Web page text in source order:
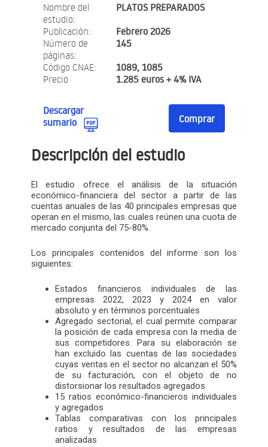
Nombre del
estudio:
PLATOS PREPARADOS
Publicación:
Febrero 2026
Número de
páginas:
145
Código CNAE:
1089, 1085
Precio
1.285 euros + 4% IVA
Descargar
sumario
Comprar
Descripción del estudio
El estudio ofrece el análisis de la situación
económico-financiera del sector a partir de las
cuentas anuales de las 40 principales empresas que
operan en el mismo, las cuales reúnen una cuota de
mercado conjunta del 75-80%.
Los principales contenidos del informe son los
siguientes:
Estados financieros individuales de las
empresas 2022, 2023 y 2024 en valor
absoluto y en términos porcentuales
Agregado sectorial, el cual permite comparar
la posición de cada empresa con la media de
sus competidores. Para su elaboración se
han excluido las cuentas de las sociedades
cuyas ventas en el sector no alcanzan el 50%
de su facturación, con el objeto de no
distorsionar los resultados agregados
15 ratios económico-financieros individuales
y agregados
Tablas comparativas con los principales
ratios y resultados de las empresas
analizadas